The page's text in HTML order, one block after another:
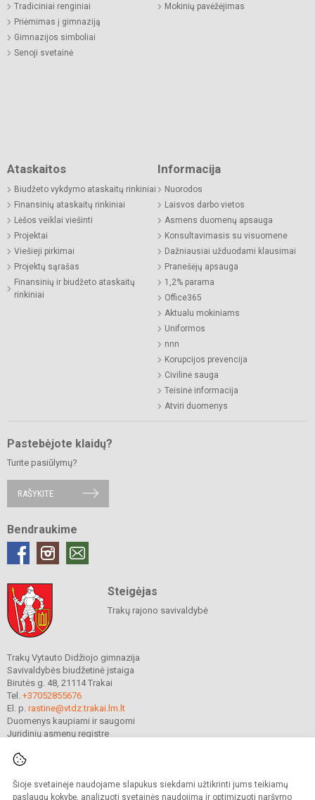
Šioje svetainėje naudojame slapukus siekdami užtikrinti jums teikiamų
paslaugų kokybę, analizuoti svetainės naudojimą ir optimizuoti naršymo
Tradiciniai renginiai
Priėmimas į gimnaziją
Gimnazijos simboliai
Senoji svetainė
Mokinių pavėžėjimas
Ataskaitos
Biudžeto vykdymo ataskaitų rinkiniai
Finansinių ataskaitų rinkiniai
Lėšos veiklai viešinti
Projektai
Viešieji pirkimai
Projektų sąrašas
Finansinių ir biudžeto ataskaitų
rinkiniai
Informacija
Nuorodos
Laisvos darbo vietos
Asmens duomenų apsauga
Konsultavimasis su visuomene
Dažniausiai užduodami klausimai
Pranešėjų apsauga
1,2% parama
Office365
Aktualu mokiniams
Uniformos
nnn
Korupcijos prevencija
Civilinė sauga
Teisinė informacija
Atviri duomenys
Pastebėjote klaidų?
Turite pasiūlymų?
RAŠYKITE
Bendraukime
Steigėjas
Trakų rajono savivaldybė
Trakų Vytauto Didžiojo gimnazija
Savivaldybės biudžetinė įstaiga
Birutės g. 48, 21114 Trakai
Tel. +37052855676
El. p. rastine@vtdz.trakai.lm.lt
Duomenys kaupiami ir saugomi
Juridinių asmenų registre
© 2021. Trakų Vytauto Didžiojo gimnazija. Visos teisės saugomos.